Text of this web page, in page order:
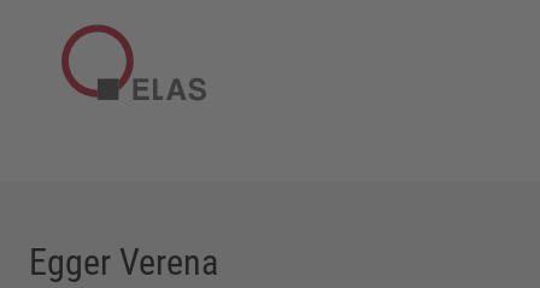
Egger Verena